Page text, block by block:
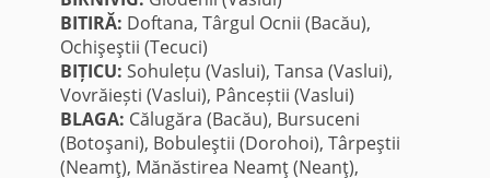
BITIRĂ: Doftana, Târgul Ocnii (Bacău),
Ochişeştii (Tecuci)
BIȚICU: Sohulețu (Vaslui), Tansa (Vaslui),
Vovrăiești (Vaslui), Pânceștii (Vaslui)
BLAGA: Călugăra (Bacău), Bursuceni
(Botoşani), Bobuleştii (Dorohoi), Târpeştii
(Neamţ), Mănăstirea Neamţ (Neanţ),